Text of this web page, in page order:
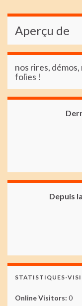
Aperçu de
nos rires, démos,
folies !
Depuis
STATISTIQUES-
Online Visitors: 0